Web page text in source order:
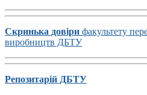
Скринька довіри факультету
виробництв ДБТУ
Репозитарій ДБТУ